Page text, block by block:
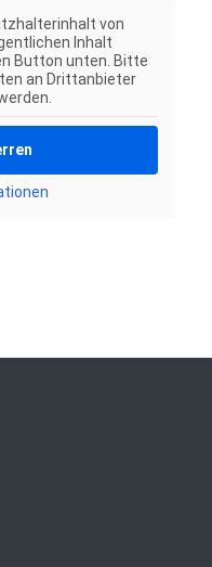
von
Inhalt
Button unten. Bitte
an Drittanbieter